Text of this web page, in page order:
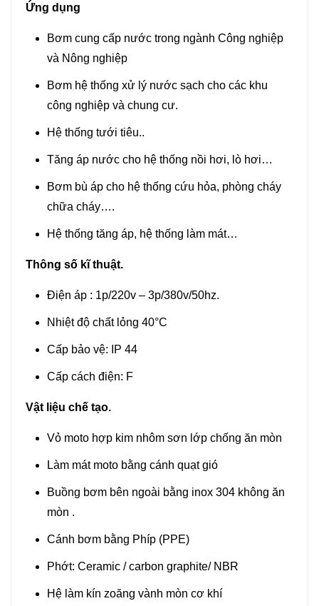
Ứng dụng
Bơm cung cấp nước trong ngành Công nghiệp
và Nông nghiệp
Bơm hệ thống xử lý nước sạch cho các khu
công nghiệp và chung cư.
Hệ thống tưới tiêu..
Tăng áp nước cho hệ thống nồi hơi, lò hơi…
Bơm bù áp cho hệ thống cứu hỏa, phòng cháy
chữa cháy….
Hệ thống tăng áp, hệ thống làm mát…
Thông số kĩ thuật.
Điện áp : 1p/220v – 3p/380v/50hz.
Nhiệt độ chất lỏng 40°C
Cấp bảo vệ: IP 44
Cấp cách điện: F
Vật liệu chế tạo.
Vỏ moto hợp kim nhôm sơn lớp chống ăn mòn
Làm mát moto bằng cánh quạt gió
Buồng bơm bên ngoài bằng inox 304 không ăn
mòn .
Cánh bơm bằng Phíp (PPE)
Phớt: Ceramic / carbon graphite/ NBR
Hệ làm kín zoăng vành mòn cơ khí